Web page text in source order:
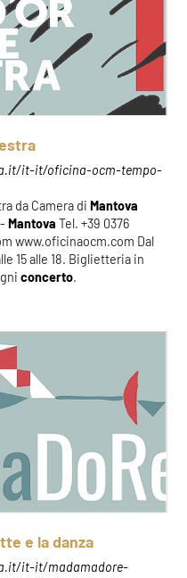
it-it/oficina-ocm-tempo-
da Camera diMantova
-Mantova Tel. +39 0376
www.oficinaocm.com Dal
15 alle 18. Biglietteria in
concerto.
e la danza
it-it/madamadore-